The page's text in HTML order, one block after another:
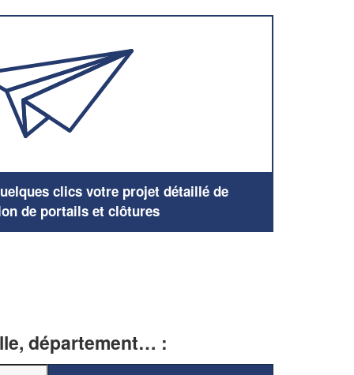
clics votre projet détaillé de
de portails et clôtures
département… :